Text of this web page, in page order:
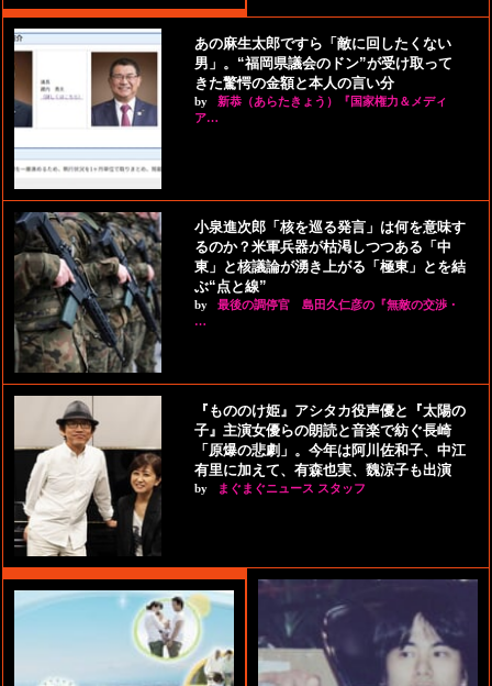
あの麻生太郎ですら「敵に回したくない
男」。“福岡県議会のドン”が受け取って
きた驚愕の金額と本人の言い分
by
新恭（あらたきょう）『国家権力＆メディ
ア…
小泉進次郎「核を巡る発言」は何を意味す
るのか？米軍兵器が枯渇しつつある「中
東」と核議論が湧き上がる「極東」とを結
ぶ“点と線”
by
最後の調停官 島田久仁彦の『無敵の交渉・
…
『もののけ姫』アシタカ役声優と『太陽の
子』主演女優らの朗読と音楽で紡ぐ長崎
「原爆の悲劇」。今年は阿川佐和子、中江
有里に加えて、有森也実、魏涼子も出演
by まぐまぐニュース スタッフ